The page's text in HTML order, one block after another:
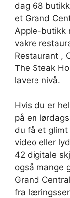
dag 68
et Grand
Apple-butikk
vakre
Restaurant ,
The Steak
lavere nivå.
Hvis du er
på en
du få et glimt
video eller
42 digitale
også mange
Grand
fra